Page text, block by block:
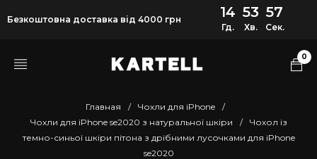
Безкоштовна доставка від 4000 грн 14
Гд.
53
Хв.
56
Сек.
0
Главная / Чохли для iPhone
/
Чохли для iPhone se2020 з натуральної шкіри
/
Чохол із
темно-синьої шкіри пітона з дрібними лусочками для iPhone
se2020